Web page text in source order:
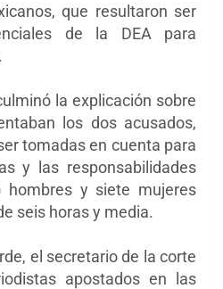
que resultaron ser
de la DEA para
la explicación sobre
los dos acusados,
tomadas en cuenta para
y las responsabilidades
hombres y siete mujeres
seis horas y media.
el secretario de la corte
apostados en las